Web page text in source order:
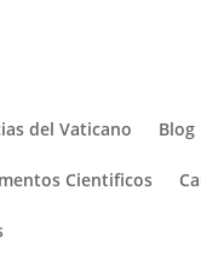
del Vaticano Blog
Cientificos